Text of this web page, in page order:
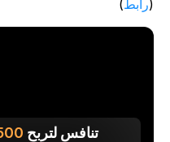
رابط )
تنافس لتربح 2,500